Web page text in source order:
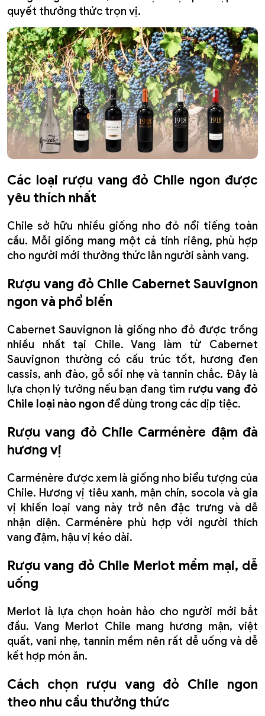
quyết thưởng thức trọn vị.
Các loại rượu vang đỏ Chile ngon được
yêu thích nhất
Chile sở hữu nhiều giống nho đỏ nổi tiếng toàn
cầu. Mỗi giống mang một cá tính riêng, phù hợp
cho người mới thưởng thức lẫn người sành vang.
Rượu vang đỏ Chile Cabernet Sauvignon
ngon và phổ biến
Cabernet Sauvignon là giống nho đỏ được trồng
nhiều nhất tại Chile. Vang làm từ Cabernet
Sauvignon thường có cấu trúc tốt, hương đen
cassis, anh đào, gỗ sồi nhẹ và tannin chắc. Đây là
lựa chọn lý tưởng nếu bạn đang tìm rượu vang đỏ
Chile loại nào ngon để dùng trong các dịp tiệc.
Rượu vang đỏ Chile Carménère đậm đà
hương vị
Carménère được xem là giống nho biểu tượng của
Chile. Hương vị tiêu xanh, mận chín, socola và gia
vị khiến loại vang này trở nên đặc trưng và dễ
nhận diện. Carménère phù hợp với người thích
vang đậm, hậu vị kéo dài.
Rượu vang đỏ Chile Merlot mềm mại, dễ
uống
Merlot là lựa chọn hoàn hảo cho người mới bắt
đầu. Vang Merlot Chile mang hương mận, việt
quất, vani nhẹ, tannin mềm nên rất dễ uống và dễ
kết hợp món ăn.
Cách chọn rượu vang đỏ Chile ngon
theo nhu cầu thưởng thức